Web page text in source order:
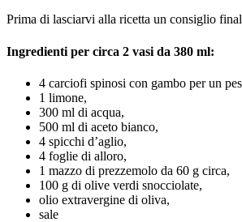
Prima di lasciarvi alla ricetta un consiglio
Ingredienti per circa 2 vasi da 380 ml:
4 carciofi spinosi con gambo per un
1 limone,
300 ml di acqua,
500 ml di aceto bianco,
4 spicchi d’aglio,
4 foglie di alloro,
1 mazzo di prezzemolo da 60 g circa,
100 g di olive verdi snocciolate,
olio extravergine di oliva,
sale